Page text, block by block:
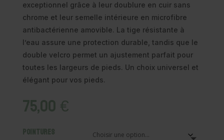
exceptionnel grâce à leur doublure en cuir sans
chrome et leur semelle intérieure en microfibre
antibactérienne amovible. La tige résistante à
l’eau assure une protection durable, tandis que le
double velcro permet un ajustement parfait pour
toutes les largeurs de pieds. Un choix universel et
élégant pour vos pieds.
75,00€
Pointures